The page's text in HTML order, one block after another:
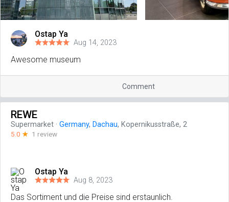
Ostap Ya
Aug 14, 2023
Awesome museum
Comment
REWE
Supermarket · Germany, Dachau, Kopernikusstraße, 2
5.0 ☆ 1 review
Ostap Ya
Aug 8, 2023
Das Sortiment und die Preise sind erstaunlich.